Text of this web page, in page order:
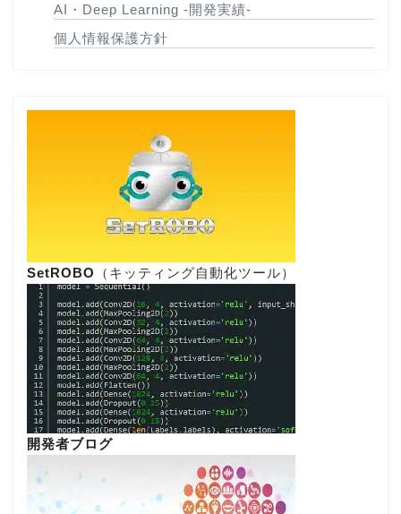
AI・Deep Learning -開発実績-
個人情報保護方針
SetROBO （キッティング自動化ツール）
開発者ブログ